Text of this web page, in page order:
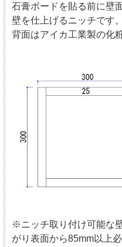
石膏ボードを貼る前に壁
壁を仕上げるニッチです。
背面はアイカ工業製の化
※ニッチ取り付け可能な
がり表面から85mm以上必